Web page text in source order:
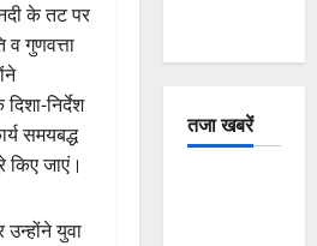
के तट पर
व गुणवत्ता
निर्देश
समयबद्ध
किए जाएं।
युवा
तजा खबरें